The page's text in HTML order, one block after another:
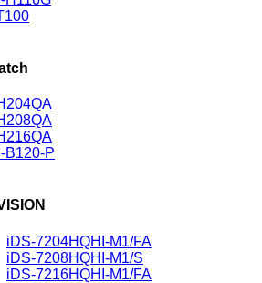
B120-P
iDS-7204HQHI-M1/FA
iDS-7208HQHI-M1/S
iDS-7216HQHI-M1/FA